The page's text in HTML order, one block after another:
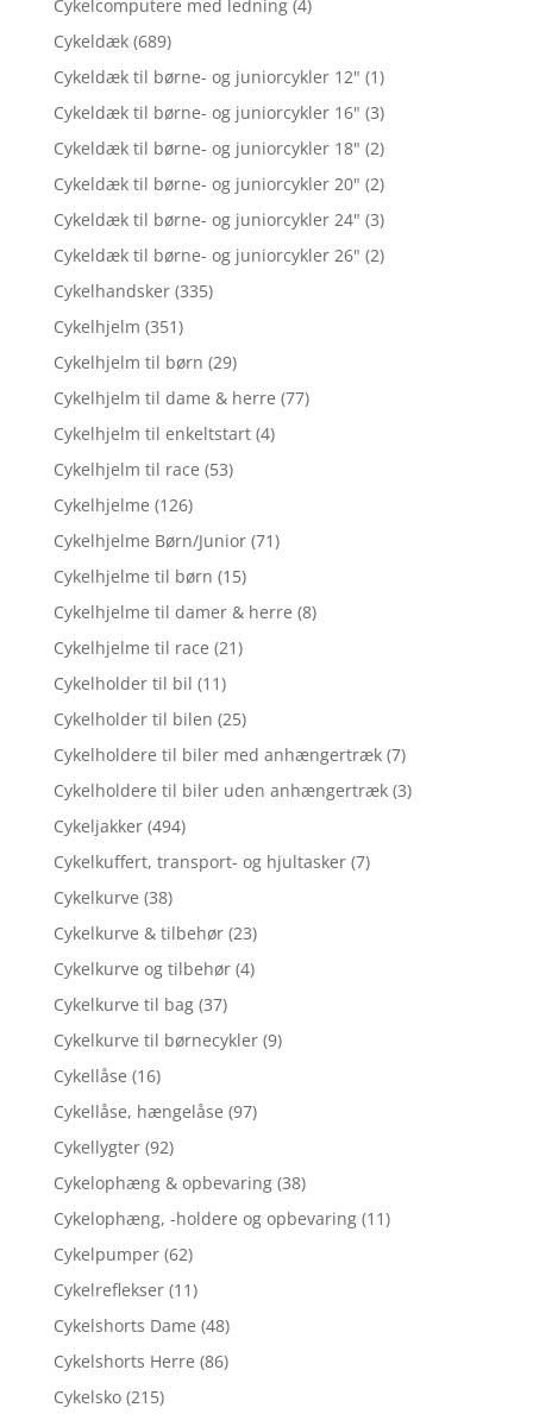
Cykelcomputere med ledning (4)
Cykeldæk (689)
Cykeldæk til børne- og juniorcykler 12" (1)
Cykeldæk til børne- og juniorcykler 16" (3)
Cykeldæk til børne- og juniorcykler 18" (2)
Cykeldæk til børne- og juniorcykler 20" (2)
Cykeldæk til børne- og juniorcykler 24" (3)
Cykeldæk til børne- og juniorcykler 26" (2)
Cykelhandsker (335)
Cykelhjelm (351)
Cykelhjelm til børn (29)
Cykelhjelm til dame & herre (77)
Cykelhjelm til enkeltstart (4)
Cykelhjelm til race (53)
Cykelhjelme (126)
Cykelhjelme Børn/Junior (71)
Cykelhjelme til børn (15)
Cykelhjelme til damer & herre (8)
Cykelhjelme til race (21)
Cykelholder til bil (11)
Cykelholder til bilen (25)
Cykelholdere til biler med anhængertræk (7)
Cykelholdere til biler uden anhængertræk (3)
Cykeljakker (494)
Cykelkuffert, transport- og hjultasker (7)
Cykelkurve (38)
Cykelkurve & tilbehør (23)
Cykelkurve og tilbehør (4)
Cykelkurve til bag (37)
Cykelkurve til børnecykler (9)
Cykellåse (16)
Cykellåse, hængelåse (97)
Cykellygter (92)
Cykelophæng & opbevaring (38)
Cykelophæng, -holdere og opbevaring (11)
Cykelpumper (62)
Cykelreflekser (11)
Cykelshorts Dame (48)
Cykelshorts Herre (86)
Cykelsko (215)